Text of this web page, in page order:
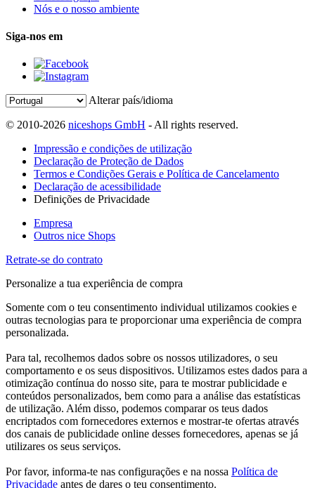
Nós e o nosso ambiente
Siga-nos em
Alterar país/idioma
© 2010-2026 niceshops GmbH - All rights reserved.
Impressão e condições de utilização
Declaração de Proteção de Dados
Termos e Condições Gerais e Política de Cancelamento
Declaração de acessibilidade
Definições de Privacidade
Empresa
Outros nice Shops
Retrate-se do contrato
Personalize a tua experiência de compra
Somente com o teu consentimento individual utilizamos cookies e
outras tecnologias para te proporcionar uma experiência de compra
personalizada.
Para tal, recolhemos dados sobre os nossos utilizadores, o seu
comportamento e os seus dispositivos. Utilizamos estes dados para a
otimização contínua do nosso site, para te mostrar publicidade e
conteúdos personalizados, bem como para a análise das estatísticas
de utilização. Além disso, podemos comparar os teus dados
encriptados com fornecedores externos e mostrar-te ofertas através
dos canais de publicidade online desses fornecedores, apenas se já
utilizares os seus serviços.
Por favor, informa-te nas configurações e na nossa Política de
Privacidade antes de dares o teu consentimento.